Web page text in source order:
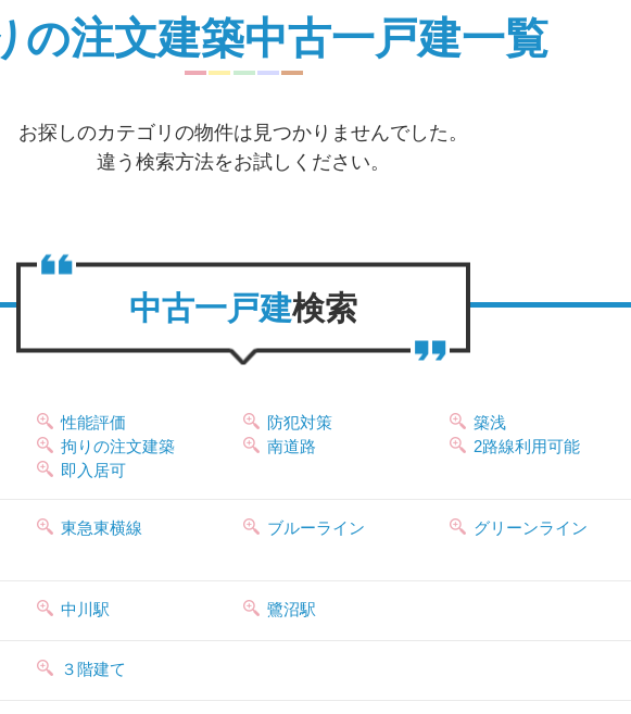
の注文建築中古一戸建一覧
お探しのカテゴリの物件は見つかりませんでした。
違う検索方法をお試しください。
中古一戸建検索
性能評価 防犯対策
築浅
拘りの注文建築
南道路
2路線利用可能
即入居可
東急東横線 ブルーライン グリーンライン
中川駅 鷺沼駅
３階建て